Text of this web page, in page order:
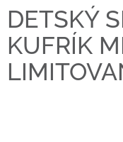
DETSKÝ
KUFRÍK